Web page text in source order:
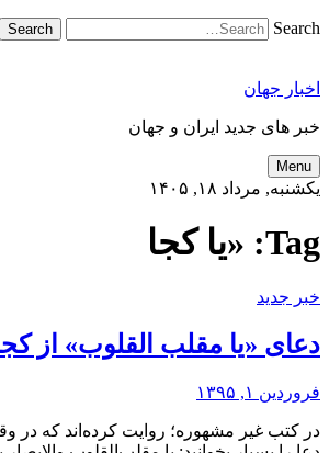
Search
اخبار جهان
خبر های جدید ایران و جهان
Menu
یکشنبه, مرداد ۱۸, ۱۴۰۵
Tag: «یا کجا
خبر جدید
دعای «یا مقلب القلوب» از
فروردین ۱, ۱۳۹۵
در کتب غیر مشهوره؛ روایت کرده‌اند که در